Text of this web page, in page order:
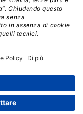
amministrazione,
riservati | Partita IVA e C.F.